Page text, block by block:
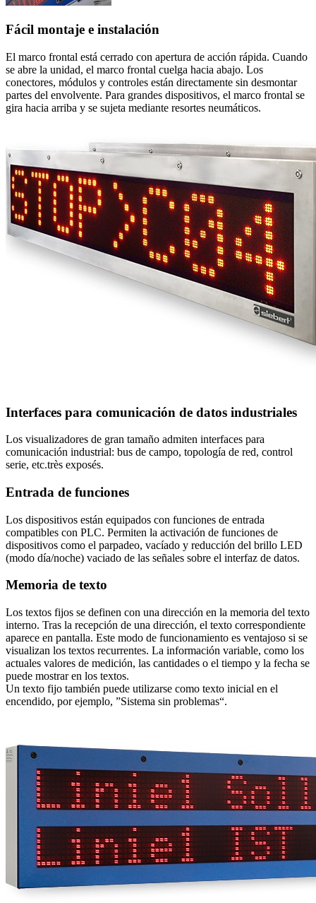
Fácil montaje e instalación
El marco frontal está cerrado con apertura de acción rápida. Cuando
se abre la unidad, el marco frontal cuelga hacia abajo. Los
conectores, módulos y controles están directamente sin desmontar
partes del envolvente. Para grandes dispositivos, el marco frontal se
gira hacia arriba y se sujeta mediante resortes neumáticos.
Interfaces para comunicación de datos industriales
Los visualizadores de gran tamaño admiten interfaces para
comunicación industrial: bus de campo, topología de red, control
serie, etc.très exposés.
Entrada de funciones
Los dispositivos están equipados con funciones de entrada
compatibles con PLC. Permiten la activación de funciones de
dispositivos como el parpadeo, vacíado y reducción del brillo LED
(modo día/noche) vaciado de las señales sobre el interfaz de datos.
Memoria de texto
Los textos fijos se definen con una dirección en la memoria del texto
interno. Tras la recepción de una dirección, el texto correspondiente
aparece en pantalla. Este modo de funcionamiento es ventajoso si se
visualizan los textos recurrentes. La información variable, como los
actuales valores de medición, las cantidades o el tiempo y la fecha se
puede mostrar en los textos.
Un texto fijo también puede utilizarse como texto inicial en el
encendido, por ejemplo, ”Sistema sin problemas“.